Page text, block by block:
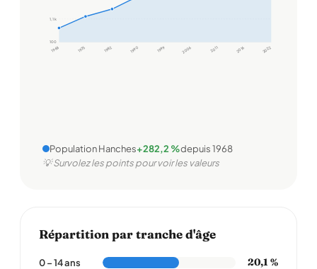
100
1,1 k
1968 1975 1982 1990 1999 2006 2011 2016 2022
Population Hanches+282,2 %depuis 1968
💡 Survolez les points pour voir les valeurs
Répartition par tranche d'âge
0 – 14 ans 20,1 %